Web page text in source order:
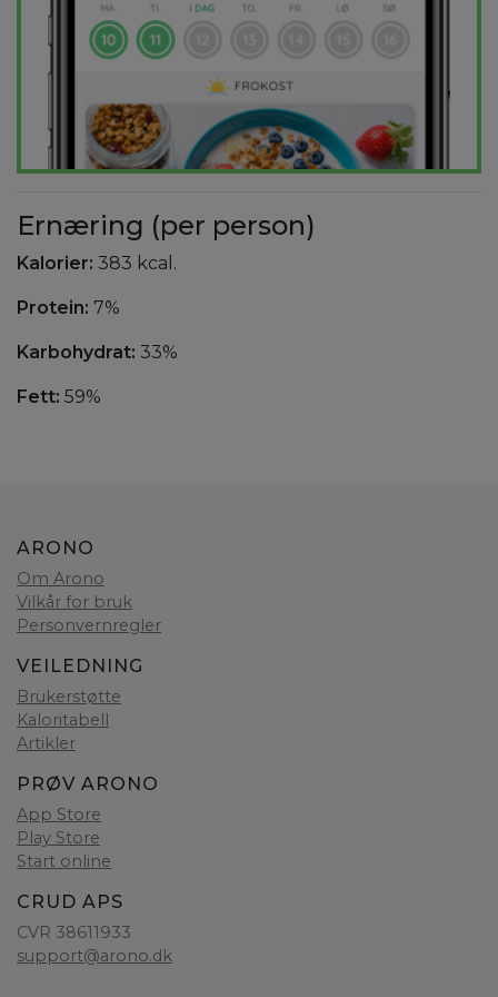
Ernæring (per person)
Kalorier: 383 kcal.
Protein: 7%
Karbohydrat: 33%
Fett: 59%
ARONO
Om Arono
Vilkår for bruk
Personvernregler
VEILEDNING
Brukerstøtte
Kaloritabell
Artikler
PRØV ARONO
App Store
Play Store
Start online
CRUD APS
CVR 38611933
support@arono.dk